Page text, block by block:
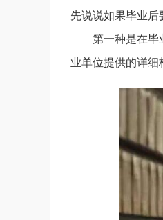
先说说如果毕业后
第一种是在毕
业单位提供的详细